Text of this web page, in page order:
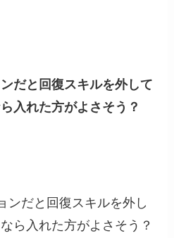
だと回復スキルを外して
入れた方がよさそう？
ンだと回復スキルを外し
ら入れた方がよさそう？